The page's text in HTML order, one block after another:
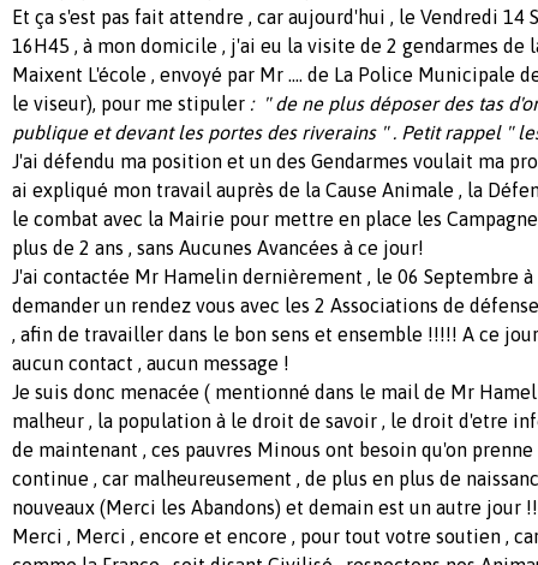
Et ça s'est pas fait attendre , car aujourd'hui , le Vendredi 14
16H45 , à mon domicile , j'ai eu la visite de 2 gendarmes de
Maixent L'école , envoyé par Mr .... de La Police Municipale
le viseur), pour me stipuler : " de ne plus déposer des tas
publique et devant les portes des riverains " . Petit rappel "
J'ai défendu ma position et un des Gendarmes voulait ma
ai expliqué mon travail auprès de la Cause Animale , la
le combat avec la Mairie pour mettre en place les
plus de 2 ans , sans Aucunes Avancées à ce jour!
J'ai contactée Mr Hamelin dernièrement , le 06 Septembre à
demander un rendez vous avec les 2 Associations de
, afin de travailler dans le bon sens et ensemble !!!!! A ce
aucun contact , aucun message !
Je suis donc menacée ( mentionné dans le mail de Mr
malheur , la population à le droit de savoir , le droit d'etre
de maintenant , ces pauvres Minous ont besoin qu'on
continue , car malheureusement , de plus en plus de
nouveaux (Merci les Abandons) et demain est un autre jour
Merci , Merci , encore et encore , pour tout votre soutien ,